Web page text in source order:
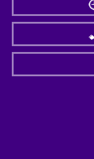
リ
ン
＞